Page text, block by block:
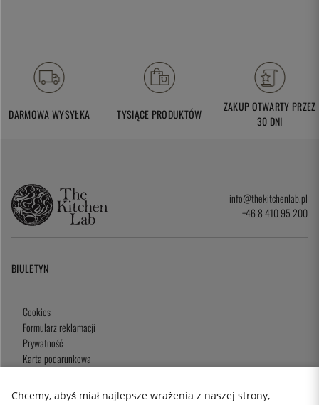
DARMOWA WYSYŁKA TYSIĄCE PRODUKTÓW
ZAKUP OTWARTY PRZEZ
30 DNI
info@thekitchenlab.pl
+46 8 410 95 200
BIULETYN
Cookies
Formularz reklamacji
Prywatność
Karta podarunkowa
Chcemy, abyś miał najlepsze wrażenia z naszej strony,